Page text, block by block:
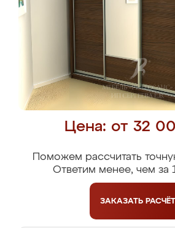
Цена: от 32
Поможем рассчитать
Ответим менее, чем за
ЗАКАЗАТЬ РАСЧЁТ